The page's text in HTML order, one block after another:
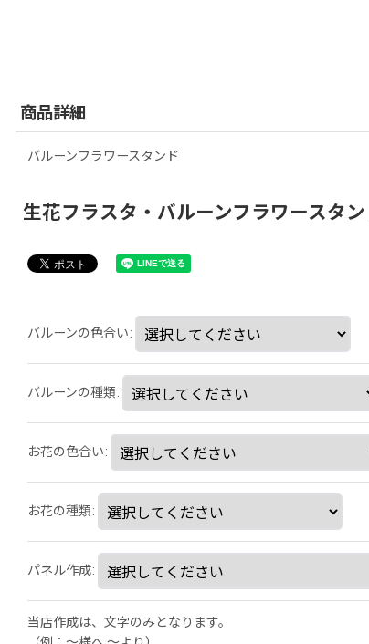
商品詳細
バルーンフラワースタンド
生花フラスタ・バルーンフラワースタ
バルーンの色合い:
バルーンの種類:
お花の色合い:
お花の種類:
パネル作成:
当店作成は、文字のみとなります。